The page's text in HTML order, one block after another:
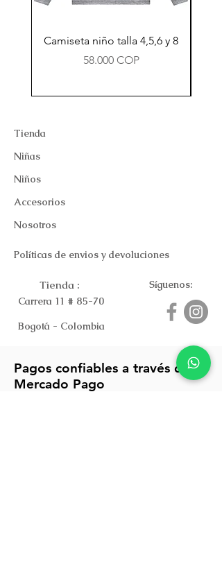
Camiseta niño talla 4,5,6 y 8
Precio
58.000 COP
Tienda
Niñas
Niños
Accesorios
Nosotros
Políticas de envios y devoluciones
Tienda :
Carrera 11 # 85-70
Bogotá - Colombia
Síguenos:
Pagos confiables a través de
Mercado Pago